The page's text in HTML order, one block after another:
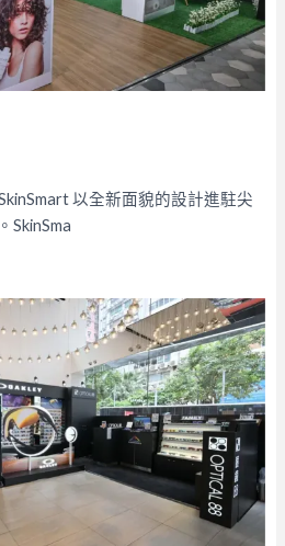
以全新面貌的設計進駐尖
SkinSma